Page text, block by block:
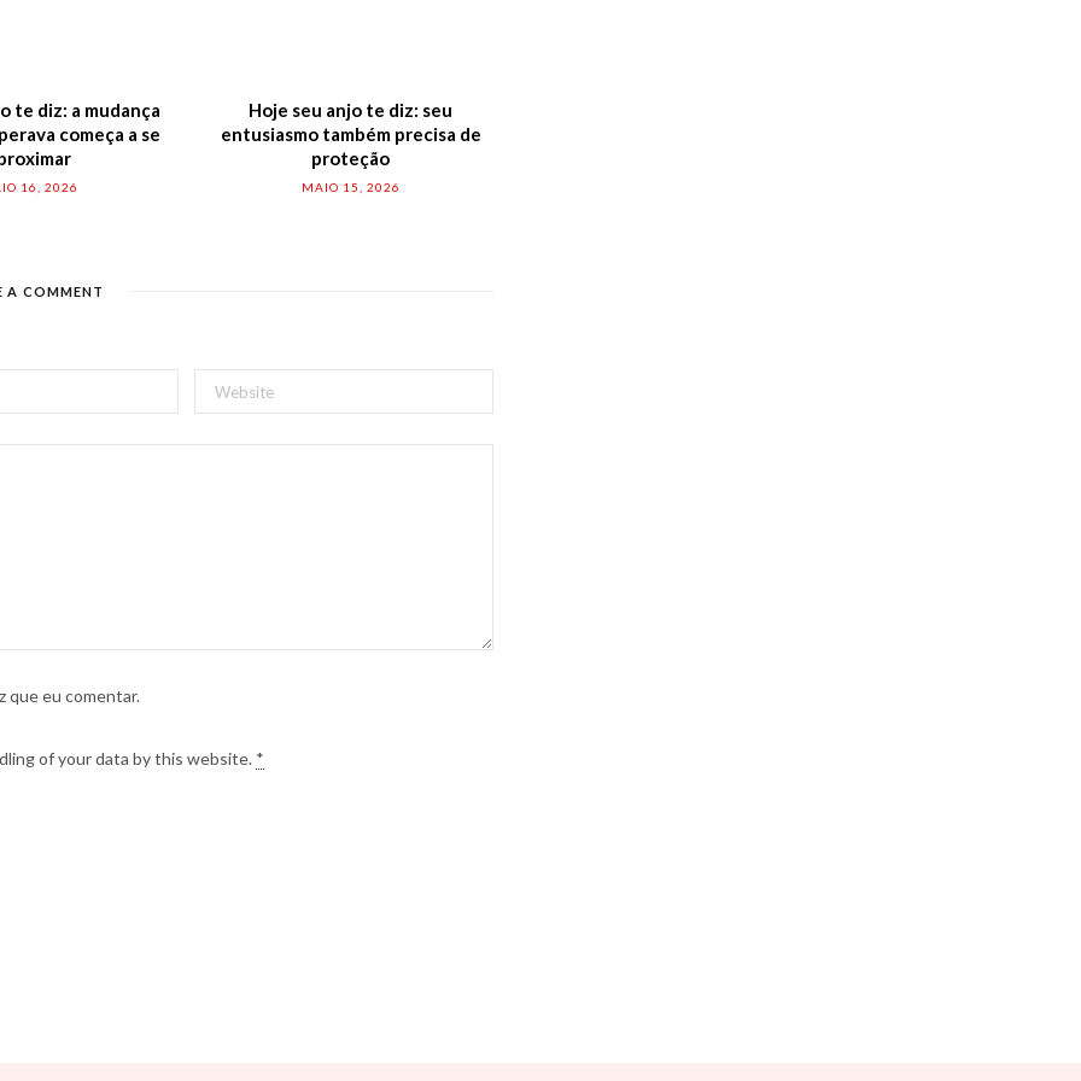
te diz: a mudança
começa a se
16, 2026
Hoje seu anjo te diz: seu
entusiasmo também precisa de
proteção
MAIO 15, 2026
A COMMENT
que eu comentar.
of your data by this website. *